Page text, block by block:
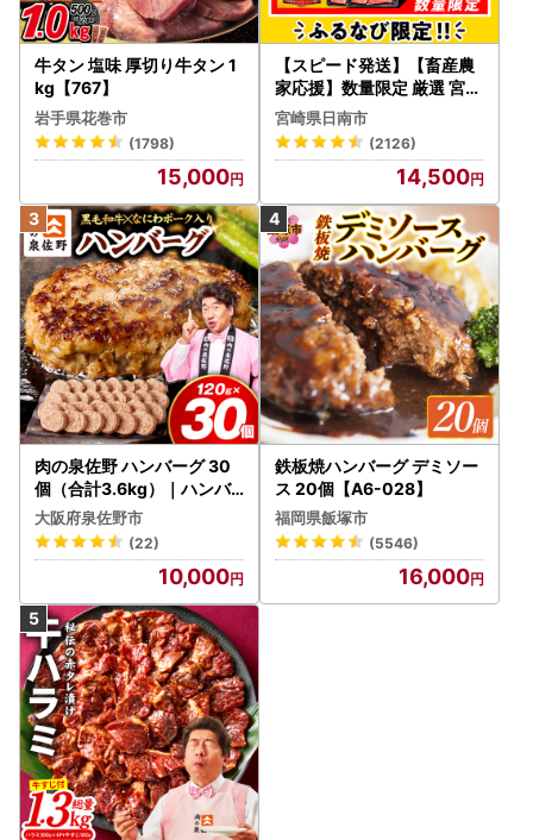
牛タン 塩味 厚切り牛タン 1
kg【767】
岩手県花巻市
(1798)
15,000
【スピード発送】【畜産農
家応援】数量限定 厳選 宮崎
牛 赤身 焼肉 計800g FN-Li
mited-PR_BDV5-26-2W
宮崎県日南市
(2126)
14,500
肉の泉佐野 ハンバーグ 30
個（合計3.6kg）｜ハンバ
ーグ 訳あり 黒毛和牛×なに
わポーク
大阪府泉佐野市
(22)
10,000
鉄板焼ハンバーグ デミソー
ス 20個【A6-028】
福岡県飯塚市
(5546)
16,000